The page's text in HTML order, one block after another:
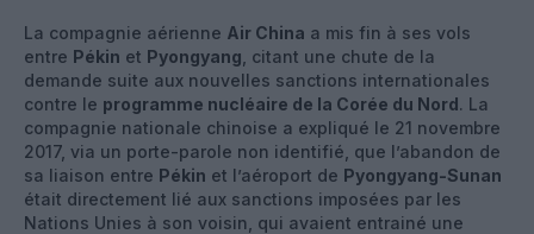
La compagnie aérienne Air China a mis fin à ses vols
entre Pékin et Pyongyang , citant une chute de la
demande suite aux nouvelles sanctions internationales
contre le programme nucléaire de la Corée du Nord. La
compagnie nationale chinoise a expliqué le 21 novembre
2017, via un porte-parole non identifié, que l’abandon de
sa liaison entre Pékin et l’aéroport de Pyongyang-Sunan
était directement lié aux sanctions imposées par les
Nations Unies à son voisin, qui avaient entrainé une